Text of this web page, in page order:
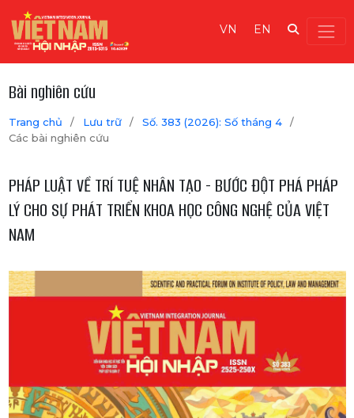
VN EN
Bài nghiên cứu
Trang chủ / Lưu trữ / Số. 383 (2026): Số tháng 4
/
Các bài nghiên cứu
PHÁP LUẬT VỀ TRÍ TUỆ NHÂN TẠO - BƯỚC ĐỘT PHÁ PHÁP
LÝ CHO SỰ PHÁT TRIỂN KHOA HỌC CÔNG NGHỆ CỦA VIỆT
NAM